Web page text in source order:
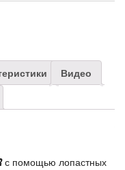
Видео
с помощью лопастных